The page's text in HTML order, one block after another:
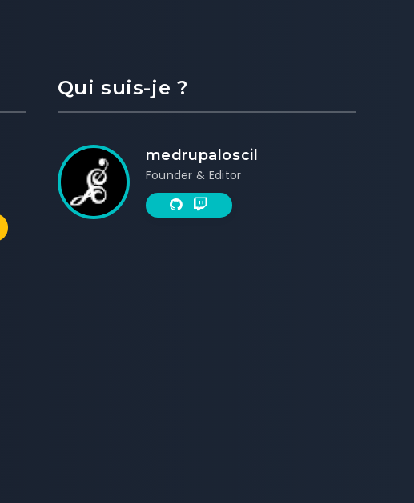
Qui suis-je ?
medrupaloscil
Founder & Editor